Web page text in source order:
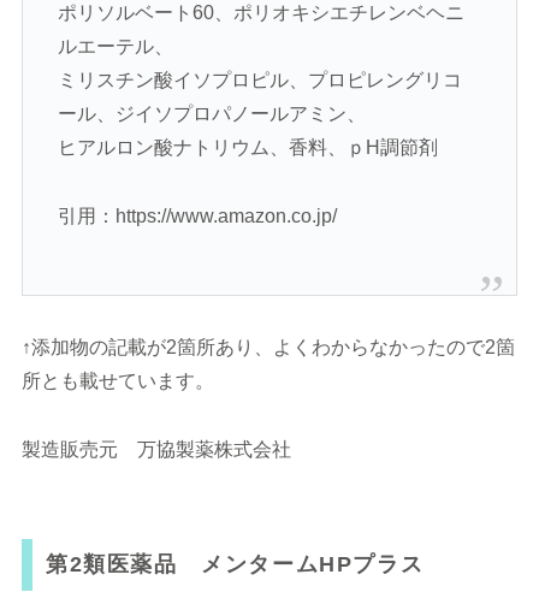
ポリソルベート60、ポリオキシエチレンベヘニ
ルエーテル、
ミリスチン酸イソプロピル、プロピレングリコ
ール、ジイソプロパノールアミン、
ヒアルロン酸ナトリウム、香料、ｐH調節剤
引用：https://www.amazon.co.jp/
↑添加物の記載が2箇所あり、よくわからなかったので2箇
所とも載せています。
製造販売元 万協製薬株式会社
第2類医薬品 メンタームHPプラス